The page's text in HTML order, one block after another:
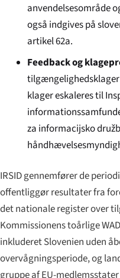
anvendelsesområde
også indgives på
artikel 62a.
Feedback og
klager eskaleres til
za informacijsko
IRSID gennemfører de
offentliggør resultater fra
det nationale register over
Kommissionens toårlige
inkluderet Slovenien uden
overvågningsperiode, og
gruppe af EU-